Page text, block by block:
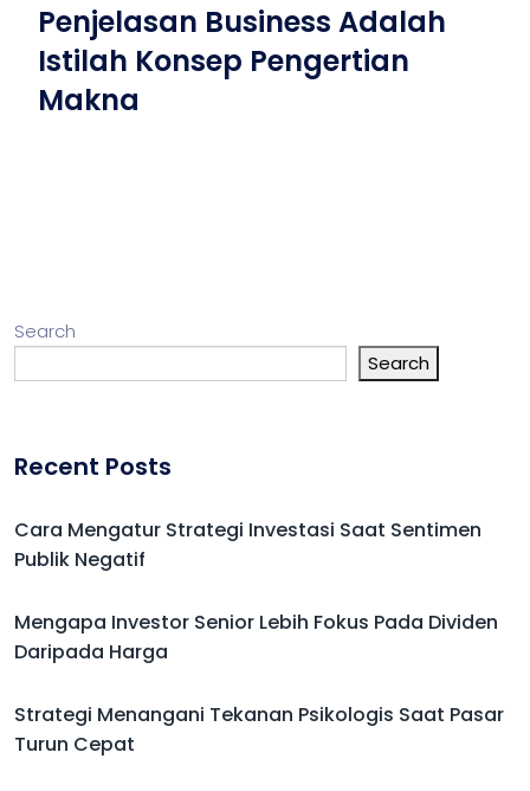
Penjelasan Business Adalah
Istilah Konsep Pengertian
Makna
Search
Search
Recent Posts
Cara Mengatur Strategi Investasi Saat Sentimen
Publik Negatif
Mengapa Investor Senior Lebih Fokus Pada Dividen
Daripada Harga
Strategi Menangani Tekanan Psikologis Saat Pasar
Turun Cepat